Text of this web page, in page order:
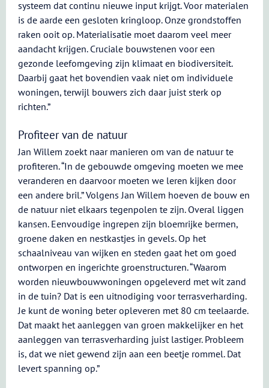
systeem dat continu nieuwe input krijgt. Voor materialen
is de aarde een gesloten kringloop. Onze grondstoffen
raken ooit op. Materialisatie moet daarom veel meer
aandacht krijgen. Cruciale bouwstenen voor een
gezonde leefomgeving zijn klimaat en biodiversiteit.
Daarbij gaat het bovendien vaak niet om individuele
woningen, terwijl bouwers zich daar juist sterk op
richten.”
Profiteer van de natuur
Jan Willem zoekt naar manieren om van de natuur te
profiteren. “In de gebouwde omgeving moeten we mee
veranderen en daarvoor moeten we leren kijken door
een andere bril.” Volgens Jan Willem hoeven de bouw en
de natuur niet elkaars tegenpolen te zijn. Overal liggen
kansen. Eenvoudige ingrepen zijn bloemrijke bermen,
groene daken en nestkastjes in gevels. Op het
schaalniveau van wijken en steden gaat het om goed
ontworpen en ingerichte groenstructuren. “Waarom
worden nieuwbouwwoningen opgeleverd met wit zand
in de tuin? Dat is een uitnodiging voor terrasverharding.
Je kunt de woning beter opleveren met 80 cm teelaarde.
Dat maakt het aanleggen van groen makkelijker en het
aanleggen van terrasverharding juist lastiger. Probleem
is, dat we niet gewend zijn aan een beetje rommel. Dat
levert spanning op.”